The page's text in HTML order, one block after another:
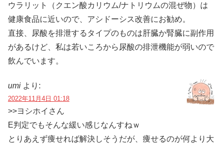
ウラリット（クエン酸カリウム/ナトリウムの混ぜ物）は
健康食品に近いので、アシドーシス改善にお勧め。
直接、尿酸を排泄するタイプのものは肝臓か腎臓に副作用
があるけど、私は若いころから尿酸の排泄機能が弱いので
飲んでいます。
umi より:
2022年11月4日 01:18
>>ヨシホイさん
E判定でもそんな緩い感じなんすねｗ
とりあえず痩せれば解決しそうだが、痩せるのが何より大